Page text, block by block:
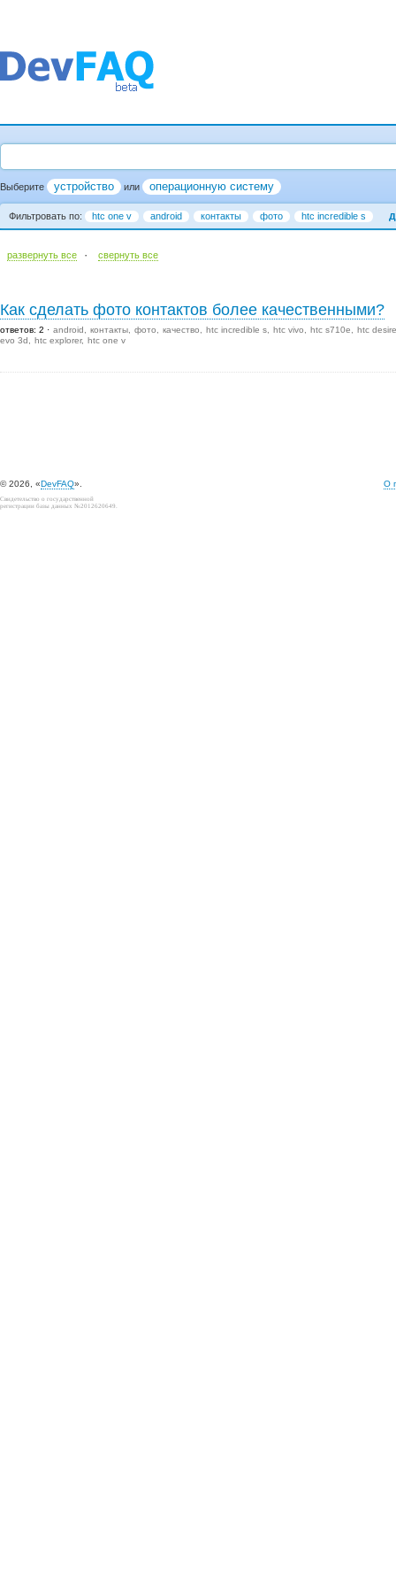
Выберите устройство или операционную систему
Фильтровать по: htc one v android контакты фото htc incredible s
развернуть все · cвернуть все
Как сделать фото контактов более качественными?
ответов: 2 android контакты фото качество htc incredible s htc vivo htc s710e
htc
evo 3d
htc explorer htc one v
© 2026, «DevFAQ». О
Свидетельство о государственной
регистрации базы данных №2012620649.